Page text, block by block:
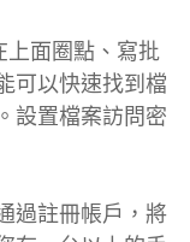
上面圈點、寫批
可以快速找到檔
設置檔案訪問密
過註冊帳戶，將